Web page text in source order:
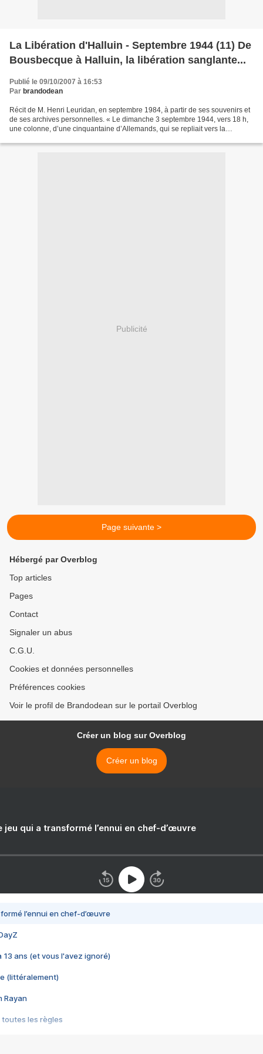
La Libération d'Halluin - Septembre 1944 (11) De
Bousbecque à Halluin, la libération sanglante...
Publié le 09/10/2007 à 16:53
Par brandodean
Récit de M. Henri Leuridan, en septembre 1984, à partir de ses souvenirs et
de ses archives personnelles. « Le dimanche 3 septembre 1944, vers 18 h,
une colonne, d’une cinquantaine d’Allemands, qui se repliait vers la
Publicité
Page suivante >
Hébergé par Overblog
Top articles
Pages
Contact
Signaler un abus
C.G.U.
Cookies et données personnelles
Préférences cookies
Voir le profil de Brandodean sur le portail Overblog
Créer un blog sur Overblog
Créer un blog
jeu qui a transformé l’ennui en chef-d’œuvre
l’ennui en chef-d’œuvre
13 ans (et vous l'avez ignoré)
(littéralement)
Rayan
toutes les règles